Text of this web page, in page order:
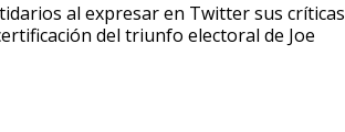
al expresar en Twitter sus críticas
del triunfo electoral de Joe